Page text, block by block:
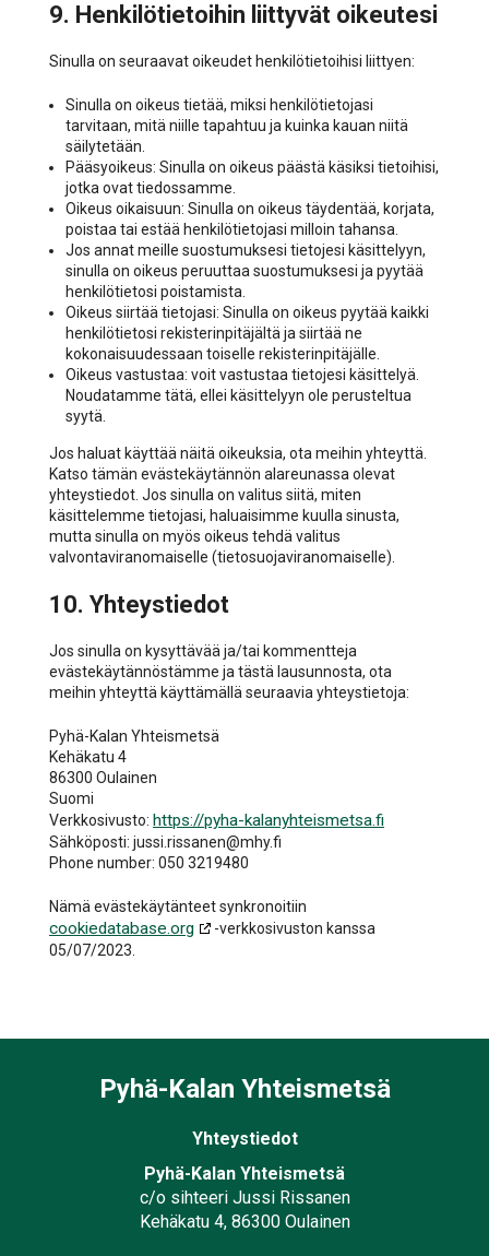
9. Henkilötietoihin liittyvät oikeutesi
Sinulla on seuraavat oikeudet henkilötietoihisi liittyen:
Sinulla on oikeus tietää, miksi henkilötietojasi
tarvitaan, mitä niille tapahtuu ja kuinka kauan niitä
säilytetään.
Pääsyoikeus: Sinulla on oikeus päästä käsiksi tietoihisi,
jotka ovat tiedossamme.
Oikeus oikaisuun: Sinulla on oikeus täydentää, korjata,
poistaa tai estää henkilötietojasi milloin tahansa.
Jos annat meille suostumuksesi tietojesi käsittelyyn,
sinulla on oikeus peruuttaa suostumuksesi ja pyytää
henkilötietosi poistamista.
Oikeus siirtää tietojasi: Sinulla on oikeus pyytää kaikki
henkilötietosi rekisterinpitäjältä ja siirtää ne
kokonaisuudessaan toiselle rekisterinpitäjälle.
Oikeus vastustaa: voit vastustaa tietojesi käsittelyä.
Noudatamme tätä, ellei käsittelyyn ole perusteltua
syytä.
Jos haluat käyttää näitä oikeuksia, ota meihin yhteyttä.
Katso tämän evästekäytännön alareunassa olevat
yhteystiedot. Jos sinulla on valitus siitä, miten
käsittelemme tietojasi, haluaisimme kuulla sinusta,
mutta sinulla on myös oikeus tehdä valitus
valvontaviranomaiselle (tietosuojaviranomaiselle).
10. Yhteystiedot
Jos sinulla on kysyttävää ja/tai kommentteja
evästekäytännöstämme ja tästä lausunnosta, ota
meihin yhteyttä käyttämällä seuraavia yhteystietoja:
Pyhä-Kalan Yhteismetsä
Kehäkatu 4
86300 Oulainen
Suomi
Verkkosivusto: https://pyha-kalanyhteismetsa.fi
Sähköposti: jussi.rissanen@mhy.fi
Phone number: 050 3219480
Nämä evästekäytänteet synkronoitiin
cookiedatabase.org
-verkkosivuston kanssa
05/07/2023.
Pyhä-Kalan Yhteismetsä
Yhteystiedot
Pyhä-Kalan Yhteismetsä
c/o sihteeri Jussi Rissanen
Kehäkatu 4, 86300 Oulainen